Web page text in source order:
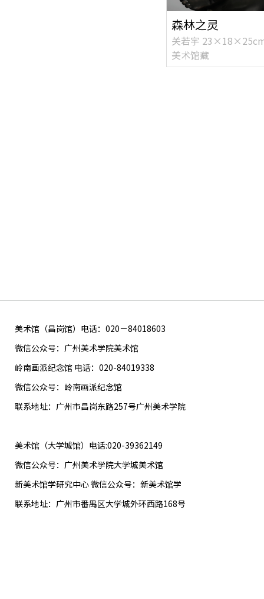
森林之灵
关若宇
美术馆藏
美术馆（昌岗馆）电话：020－84018603
微信公众号：广州美术学院美术馆
岭南画派纪念馆 电话：020-84019338
微信公众号：岭南画派纪念馆
联系地址：广州市昌岗东路257号广州美术学院
美术馆（大学城馆）电话:020-39362149
微信公众号：广州美术学院大学城美术馆
新美术馆学研究中心 微信公众号：新美术馆学
联系地址：广州市番禺区大学城外环西路168号